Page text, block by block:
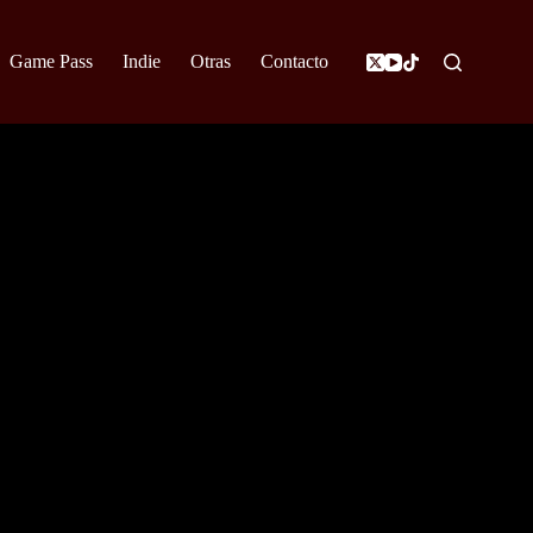
Game Pass Indie Otras Contacto